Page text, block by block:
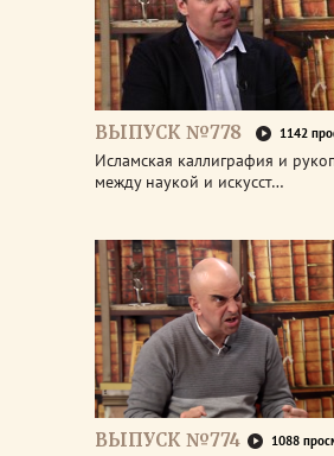
ВЫПУСК №778 1142
Исламская каллиграфия и
между наукой и искусст…
ВЫПУСК №774 1088